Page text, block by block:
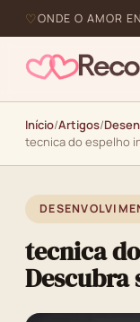
ONDE O AMOR
Início/Artigos/
tecnica do espelho
tecnica
Descubra